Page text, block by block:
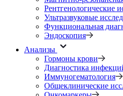
Рентгенологические
Ультразвуковые
Функциональная
Эндоскопия
Анализы
Гормоны крови
Диагностика
Иммуногематология
Общеклинические